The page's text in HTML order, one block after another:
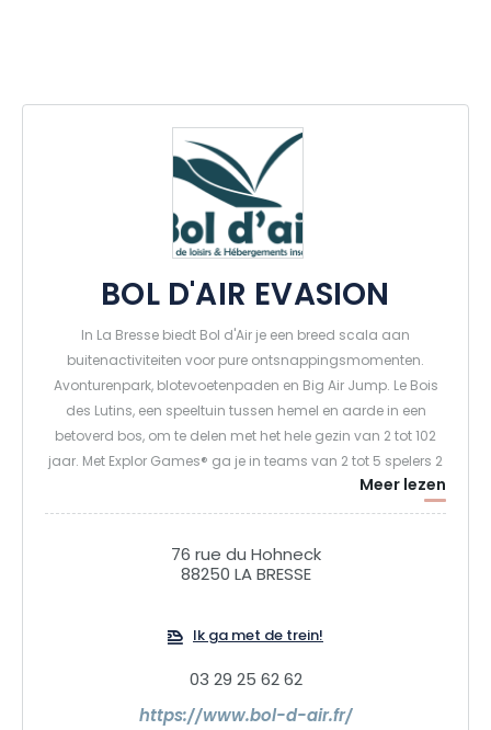
BOL D'AIR EVASION
In La Bresse biedt Bol d'Air je een breed scala aan
buitenactiviteiten voor pure ontsnappingsmomenten.
Avonturenpark, blotevoetenpaden en Big Air Jump. Le Bois
des Lutins, een speeltuin tussen hemel en aarde in een
betoverd bos, om te delen met het hele gezin van 2 tot 102
jaar. Met Explor Games® ga je in teams van 2 tot 5 spelers 2
uur lang fysieke, intellectuele, behendigheids- en
oriëntatieloopuitdagingen aan in de vrije natuur en in
de Fantasticable, een vlucht als een vogel met meer dan 110
tokkelbaan voor kinderen van 15 tot 35 kg. Of de Bol d'Air
unieke slalom door het bos. Avonturiers kunnen
bungeejumpen proberen, of Propuls'Air, de hoogste
Meer lezen
76 rue du Hohneck
88250 LA BRESSE
Ik ga met de trein!
03 29 25 62 62
https://www.bol-d-air.fr/